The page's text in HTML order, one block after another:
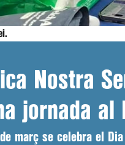
Nostra
jornada al
març se celebra el